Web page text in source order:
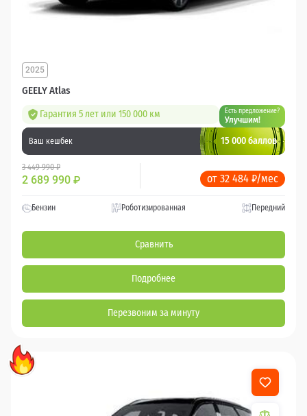
GEELY Atlas
2025
Гарантия 5 лет или 150 000 км Есть предложение?
Улучшим!
Ваш кешбек 15 000 баллов
3 449 990 ₽
2 689 990 ₽ от 32 484 ₽/мес
Бензин Роботизированная Передний
Сравнить
Подробнее
Перезвоним за минуту